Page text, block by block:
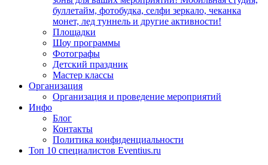
буллетайм, фотобудка, селфи зеркало, чеканка
монет, лед туннель и другие активности!
Площадки
Шоу программы
Фотографы
Детский праздник
Мастер классы
Организация
Организация и проведение мероприятий
Инфо
Блог
Контакты
Политика конфиденциальности
Топ 10 специалистов Eventius.ru